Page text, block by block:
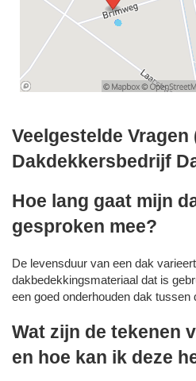
Veelgestelde Vragen
Dakdekkersbedrijf
Hoe lang gaat mijn
gesproken mee?
De levensduur van een dak
dakbedekkingsmateriaal dat is
een goed onderhouden dak tussen
Wat zijn de tekenen
en hoe kan ik deze